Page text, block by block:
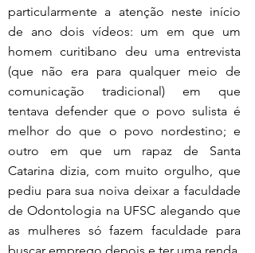
particularmente a atenção neste início
de ano dois vídeos: um em que um
homem curitibano deu uma entrevista
(que não era para qualquer meio de
comunicação tradicional) em que
tentava defender que o povo sulista é
melhor do que o povo nordestino; e
outro em que um rapaz de Santa
Catarina dizia, com muito orgulho, que
pediu para sua noiva deixar a faculdade
de Odontologia na UFSC alegando que
as mulheres só fazem faculdade para